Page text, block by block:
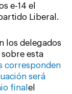
e-14 el
Liberal.
los delegados
esta
corresponden
será
final el